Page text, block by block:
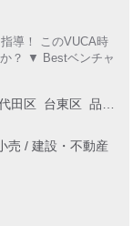
導！ このVUCA時
？ ▼ Bestベンチャ
田区 台東区 品川区
売 /建設・不動産